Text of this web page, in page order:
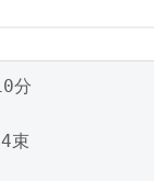
分
束